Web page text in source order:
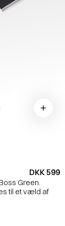
DKK 599
Green.
til et væld af